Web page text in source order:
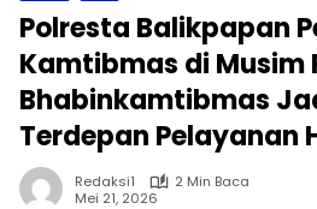
Polresta Balikpapan
Kamtibmas di Musim
Bhabinkamtibmas
Terdepan Pelayanan
Redaksi1
2 Min Baca
Mei 21, 2026